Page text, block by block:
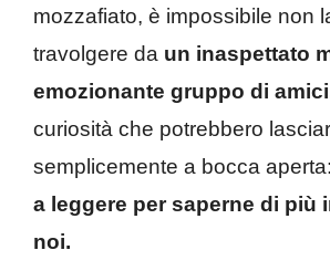
mozzafiato, è impossibile non
travolgere da un inaspettato
emozionante gruppo di
curiosità che potrebbero
semplicemente a bocca aperta:
a leggere per saperne di più
noi.